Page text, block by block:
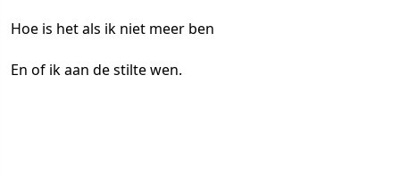
Hoe is het als ik niet meer ben
En of ik aan de stilte wen.